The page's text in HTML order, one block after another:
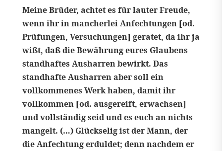
Meine Brüder, achtet es für lauter Freude,
wenn ihr in mancherlei Anfechtungen [od.
Prüfungen, Versuchungen] geratet, da ihr ja
wißt, daß die Bewährung eures Glaubens
standhaftes Ausharren bewirkt. Das
standhafte Ausharren aber soll ein
vollkommenes Werk haben, damit ihr
vollkommen [od. ausgereift, erwachsen]
und vollständig seid und es euch an nichts
mangelt. (…) Glückselig ist der Mann, der
die Anfechtung erduldet; denn nachdem er